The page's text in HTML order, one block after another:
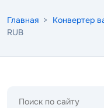
Главная > Конвертер
RUB